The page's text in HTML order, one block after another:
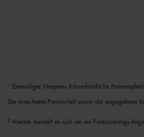
Ehemaliger Neupreis (Unverbindliche
Der errechnete Preisvorteil sowie die angegebene
2 Hierbei handelt es sich um ein Finanzierungs-